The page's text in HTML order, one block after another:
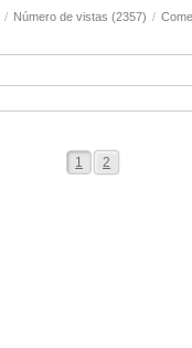
/ Número de vistas (2357) /
1 2